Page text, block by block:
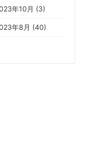
年10月 (3)
年8月 (40)